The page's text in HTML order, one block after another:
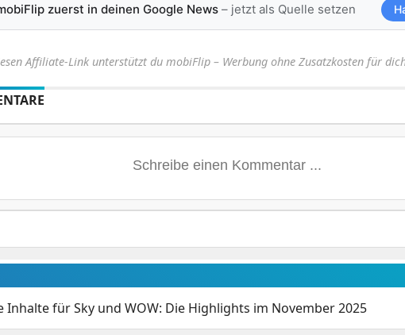
zuerst in deinen Google News– jetzt als Quelle setzen
Affiliate-Link unterstützt du mobiFlip – Werbung ohne Zusatzkosten für
Inhalte für Sky und WOW: Die Highlights im November 2025